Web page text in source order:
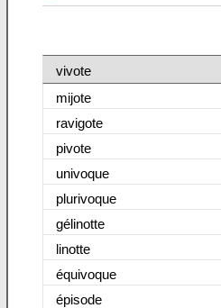
vivote
mijote
ravigote
pivote
univoque
plurivoque
gélinotte
linotte
équivoque
épisode